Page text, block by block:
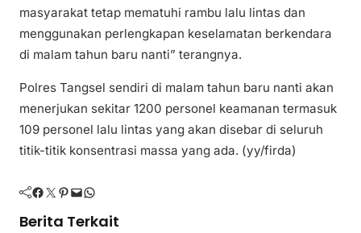
masyarakat tetap mematuhi rambu lalu lintas dan
menggunakan perlengkapan keselamatan berkendara
di malam tahun baru nanti” terangnya.
Polres Tangsel sendiri di malam tahun baru nanti akan
menerjukan sekitar 1200 personel keamanan termasuk
109 personel lalu lintas yang akan disebar di seluruh
titik-titik konsentrasi massa yang ada. (yy/firda)
Facebook Twitter Pinterest Mail WhatsApp
Berita Terkait